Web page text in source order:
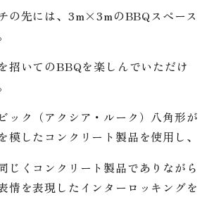
の先には、3m×3mのBBQスペース
招いてのBBQを楽しんでいただけ
ック（アクシア・ルーク） 八角形が
模したコンクリート製品を使用し、
じくコンクリート製品でありながら
情を表現したインターロッキングを